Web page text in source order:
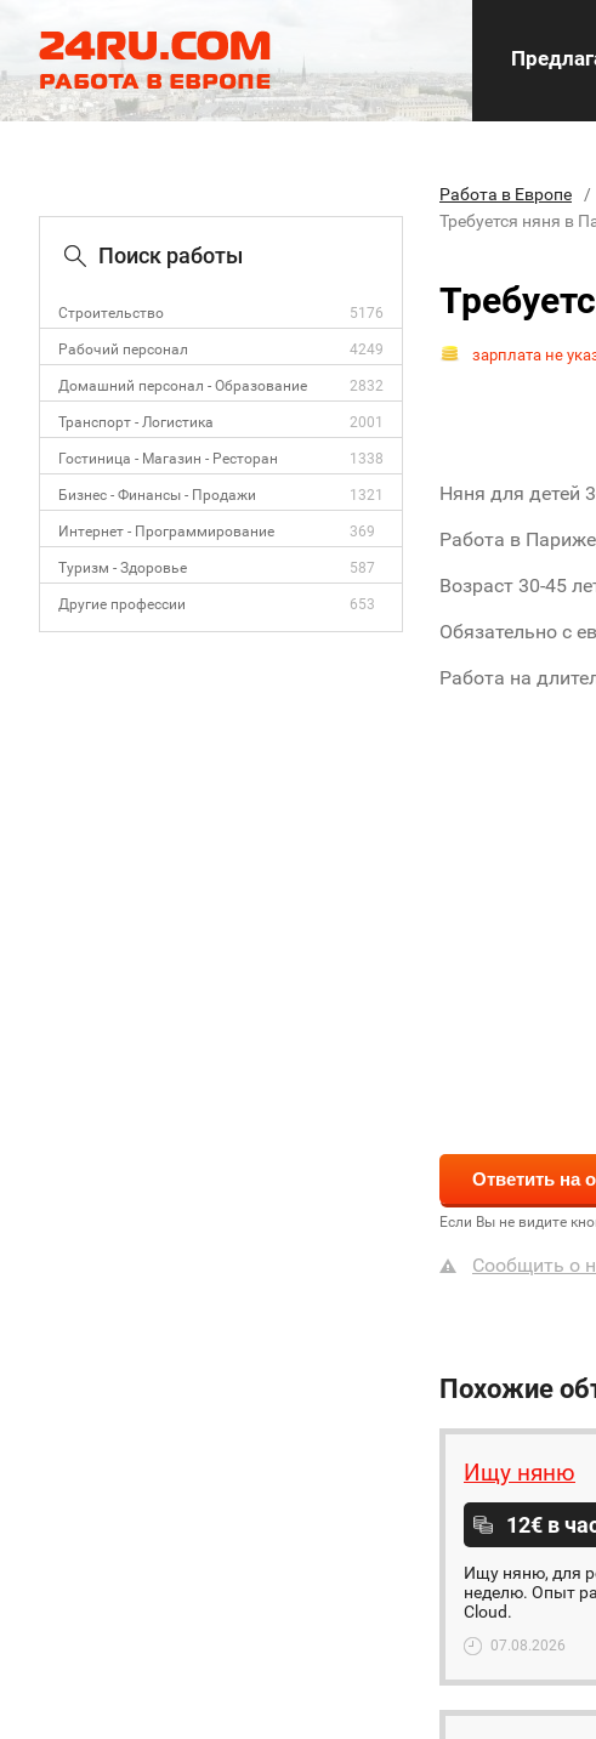
Поиск работы
Строительство 5176
Рабочий персонал 4249
Домашний персонал - Образование 2832
Транспорт - Логистика 2001
Гостиница - Магазин - Ресторан 1338
Бизнес - Финансы - Продажи 1321
Интернет - Программирование 369
Туризм - Здоровье 587
Другие профессии 653
Работа в Европе
Требуется няня в
зарплата не
Няня для детей
Работа в
Возраст 30-45
Обязательно с
Работа на
Если Вы не видите
Сообщить о
Похожие
Ищу няню
12€ в
Ищу няню, для
неделю. Опыт
Cloud.
07.08.2026